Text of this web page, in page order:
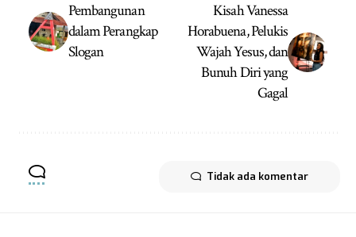
Pembangunan
dalam Perangkap
Slogan
Kisah Vanessa
Horabuena, Pelukis
Wajah Yesus, dan
Bunuh Diri yang
Gagal
Tidak ada komentar